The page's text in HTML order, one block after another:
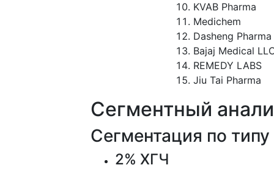
KVAB Pharma
Medichem
Dasheng Pharma
Bajaj Medical
REMEDY LABS
Jiu Tai Pharma
Сегментный
Сегментация по типу
2% ХГЧ